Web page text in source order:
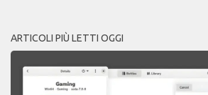
ARTICOLI PIÙ LETTI OGGI